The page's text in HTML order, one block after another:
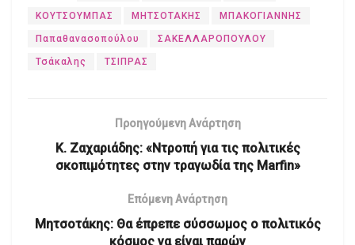
ΚΟΥΤΣΟΥΜΠΑΣ ΜΗΤΣΟΤΑΚΗΣ ΜΠΑΚΟΓΙΑΝΝΗΣ
Παπαθανασοπούλου ΣΑΚΕΛΛΑΡΟΠΟΥΛΟΥ
Τσάκαλης ΤΣΙΠΡΑΣ
Προηγούμενη Ανάρτηση
Κ. Ζαχαριάδης: «Ντροπή για τις πολιτικές
σκοπιμότητες στην τραγωδία της Marfin»
Επόμενη Ανάρτηση
Μητσοτάκης: Θα έπρεπε σύσσωμος ο πολιτικός
κόσμος να είναι παρών